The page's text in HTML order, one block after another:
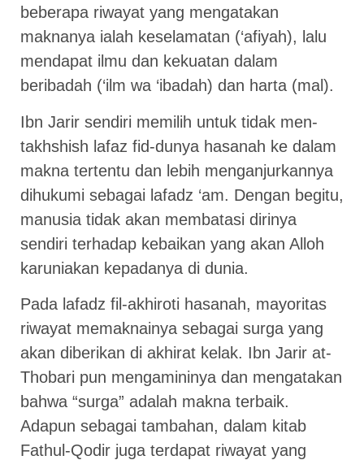
beberapa riwayat yang mengatakan
maknanya ialah keselamatan (‘afiyah), lalu
mendapat ilmu dan kekuatan dalam
beribadah (‘ilm wa ‘ibadah) dan harta (mal).
Ibn Jarir sendiri memilih untuk tidak men-
takhshish lafaz fid-dunya hasanah ke dalam
makna tertentu dan lebih menganjurkannya
dihukumi sebagai lafadz ‘am. Dengan begitu,
manusia tidak akan membatasi dirinya
sendiri terhadap kebaikan yang akan Alloh
karuniakan kepadanya di dunia.
Pada lafadz fil-akhiroti hasanah, mayoritas
riwayat memaknainya sebagai surga yang
akan diberikan di akhirat kelak. Ibn Jarir at-
Thobari pun mengamininya dan mengatakan
bahwa “surga” adalah makna terbaik.
Adapun sebagai tambahan, dalam kitab
Fathul-Qodir juga terdapat riwayat yang